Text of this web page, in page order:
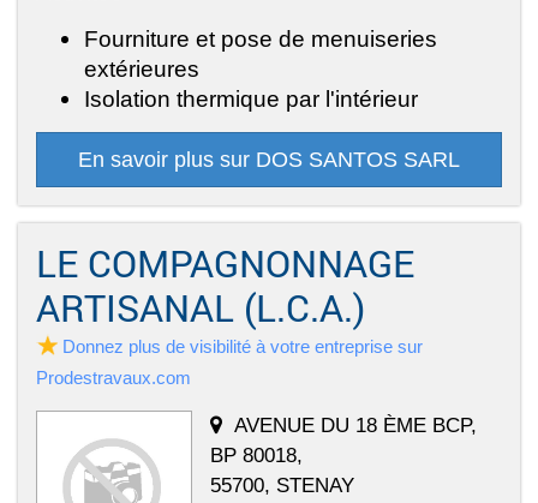
Fourniture et pose de menuiseries
extérieures
Isolation thermique par l'intérieur
En savoir plus sur DOS SANTOS SARL
LE COMPAGNONNAGE
ARTISANAL (L.C.A.)
Donnez plus de visibilité à votre entreprise sur
Prodestravaux.com
AVENUE DU 18 ÈME BCP,
BP 80018,
55700, STENAY